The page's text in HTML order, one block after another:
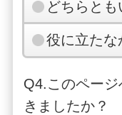
どちらと
役に立たな
Q4.このペー
きましたか？